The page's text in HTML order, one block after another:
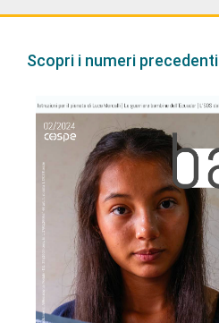
Scopri i numeri precedenti